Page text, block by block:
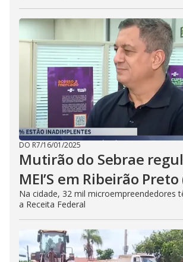
DO R7/16/01/2025
Mutirão do Sebrae
MEI’S em Ribeirão Preto
Na cidade, 32 mil microempreendedores
a Receita Federal